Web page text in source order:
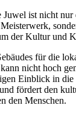
Juwel ist nicht nur
der Kultur und
für die
nicht hoch
Einblick in die
fördert den
den Menschen.